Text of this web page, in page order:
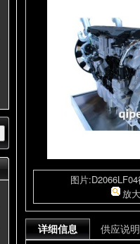
图片
放
详细信息 供应说明